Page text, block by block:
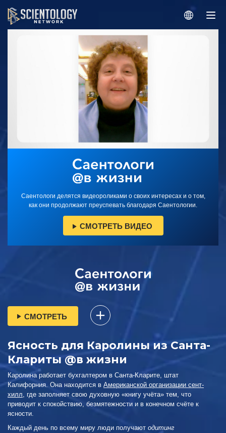
Саентологи делятся видеороликами о своих интересах и о том,
как они продолжают преуспевать благодаря Саентологии.
СМОТРЕТЬ ВИДЕО
СМОТРЕТЬ
Ясность для Каролины из Санта-
Клариты @в жизни
Каролина работает бухгалтером в Санта-Кларите, штат
Калифорния. Она находится в Американской организации сент-
хилл , где заполняет свою духовную «книгу учёта» тем, что
приводит к спокойствию, безмятежности и в конечном счёте к
ясности.
Каждый день по всему миру люди получают одитинг